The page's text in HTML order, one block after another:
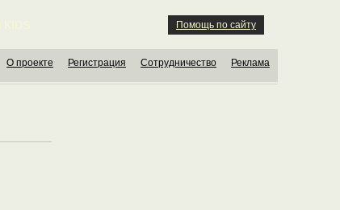
Помощь по сайту
О проекте Регистрация Сотрудничество Реклама